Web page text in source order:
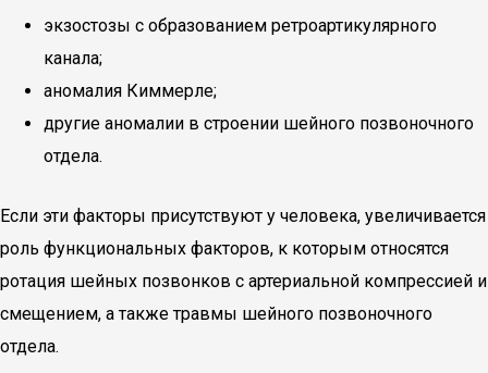
экзостозы с образованием ретроартикулярного
канала;
аномалия Киммерле;
другие аномалии в строении шейного позвоночного
отдела.
Если эти факторы присутствуют у человека, увеличивается
роль функциональных факторов, к которым относятся
ротация шейных позвонков с артериальной компрессией и
смещением, а также травмы шейного позвоночного
отдела.